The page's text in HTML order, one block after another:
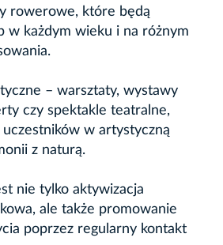
rowerowe, które będą
w każdym wieku i na różnym
– warsztaty, wystawy
czy spektakle teatralne,
w artystyczną
z naturą.
nie tylko aktywizacja
ale także promowanie
poprzez regularny kontakt